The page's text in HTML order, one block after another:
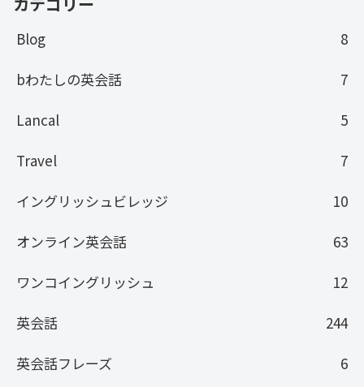
Blog
8
bわたしの英会話
7
Lancal
5
Travel
7
イングリッシュビレッジ
10
オンライン英会話
63
ワンコイングリッシュ
12
英会話
244
英会話フレーズ
6